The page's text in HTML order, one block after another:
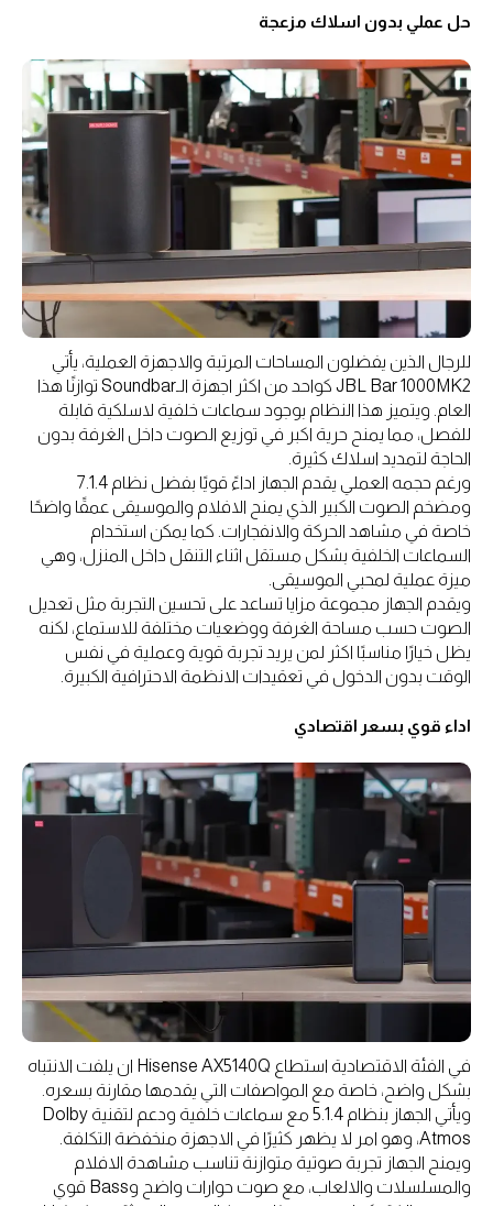
حل عملي بدون اسلاك مزعجة
للرجال الذين يفضلون المساحات المرتبة والاجهزة العملية، يأتي
JBL Bar 1000MK2 كواحد من اكثر اجهزة الـSoundbar توازنًا هذا
العام. ويتميز هذا النظام بوجود سماعات خلفية لاسلكية قابلة
للفصل، مما يمنح حرية اكبر في توزيع الصوت داخل الغرفة بدون
الحاجة لتمديد اسلاك كثيرة.
ورغم حجمه العملي يقدم الجهاز اداءً قويًا بفضل نظام 7.1.4
ومضخم الصوت الكبير الذي يمنح الافلام والموسيقى عمقًا واضحًا
خاصة في مشاهد الحركة والانفجارات. كما يمكن استخدام
السماعات الخلفية بشكل مستقل اثناء التنقل داخل المنزل، وهي
ميزة عملية لمحبي الموسيقى.
ويقدم الجهاز مجموعة مزايا تساعد على تحسين التجربة مثل تعديل
الصوت حسب مساحة الغرفة ووضعيات مختلفة للاستماع، لكنه
يظل خيارًا مناسبًا اكثر لمن يريد تجربة قوية وعملية في نفس
الوقت بدون الدخول في تعقيدات الانظمة الاحترافية الكبيرة.
اداء قوي بسعر اقتصادي
في الفئة الاقتصادية استطاع Hisense AX5140Q ان يلفت الانتباه
بشكل واضح، خاصة مع المواصفات التي يقدمها مقارنة بسعره.
ويأتي الجهاز بنظام 5.1.4 مع سماعات خلفية ودعم لتقنية Dolby
Atmos، وهو امر لا يظهر كثيرًا في الاجهزة منخفضة التكلفة.
ويمنح الجهاز تجربة صوتية متوازنة تناسب مشاهدة الافلام
والمسلسلات والالعاب، مع صوت حوارات واضح وBass قوي